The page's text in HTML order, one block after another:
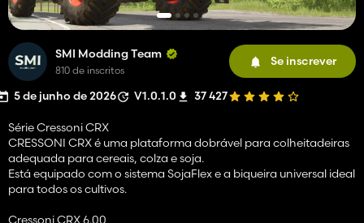
SMI Modding Team
810 de inscritos
Se inscrever
5 de junho de 2026 V1.0.1.0 37 427
Série Cressoni CRX
CRESSONI CRX é uma plataforma dobrável para colheitadeiras
adequada para cereais, colza e soja.
Está equipado com o sistema SojaFlex e a biqueira universal ideal
para todos os cultivos.
Cressoni CRX 6.00